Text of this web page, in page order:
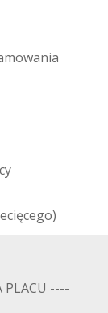
mowania
cy
ecięcego)
PLACU ----